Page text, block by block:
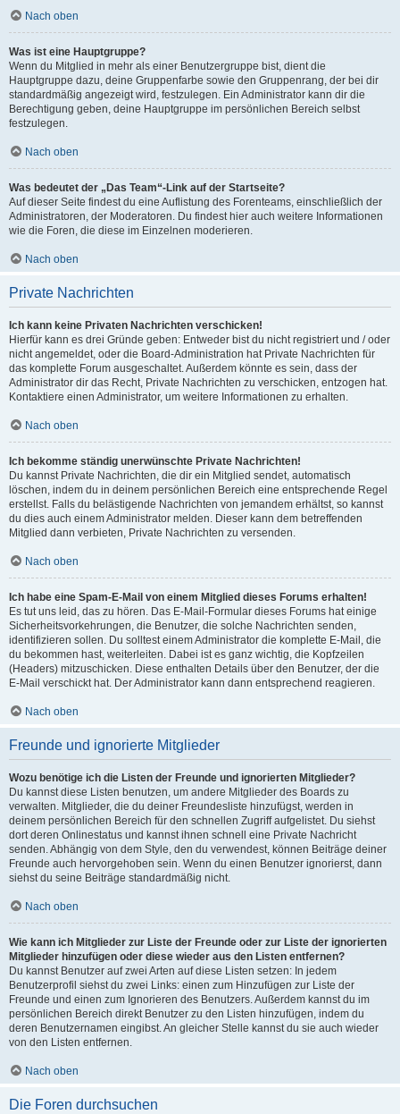
Nach oben
Was ist eine Hauptgruppe?
Wenn du Mitglied in mehr als einer Benutzergruppe bist, dient die
Hauptgruppe dazu, deine Gruppenfarbe sowie den Gruppenrang, der bei dir
standardmäßig angezeigt wird, festzulegen. Ein Administrator kann dir die
Berechtigung geben, deine Hauptgruppe im persönlichen Bereich selbst
festzulegen.
Nach oben
Was bedeutet der „Das Team“-Link auf der Startseite?
Auf dieser Seite findest du eine Auflistung des Forenteams, einschließlich der
Administratoren, der Moderatoren. Du findest hier auch weitere Informationen
wie die Foren, die diese im Einzelnen moderieren.
Nach oben
Private Nachrichten
Ich kann keine Privaten Nachrichten verschicken!
Hierfür kann es drei Gründe geben: Entweder bist du nicht registriert und / oder
nicht angemeldet, oder die Board-Administration hat Private Nachrichten für
das komplette Forum ausgeschaltet. Außerdem könnte es sein, dass der
Administrator dir das Recht, Private Nachrichten zu verschicken, entzogen hat.
Kontaktiere einen Administrator, um weitere Informationen zu erhalten.
Nach oben
Ich bekomme ständig unerwünschte Private Nachrichten!
Du kannst Private Nachrichten, die dir ein Mitglied sendet, automatisch
löschen, indem du in deinem persönlichen Bereich eine entsprechende Regel
erstellst. Falls du belästigende Nachrichten von jemandem erhältst, so kannst
du dies auch einem Administrator melden. Dieser kann dem betreffenden
Mitglied dann verbieten, Private Nachrichten zu versenden.
Nach oben
Ich habe eine Spam-E-Mail von einem Mitglied dieses Forums erhalten!
Es tut uns leid, das zu hören. Das E-Mail-Formular dieses Forums hat einige
Sicherheitsvorkehrungen, die Benutzer, die solche Nachrichten senden,
identifizieren sollen. Du solltest einem Administrator die komplette E-Mail, die
du bekommen hast, weiterleiten. Dabei ist es ganz wichtig, die Kopfzeilen
(Headers) mitzuschicken. Diese enthalten Details über den Benutzer, der die
E-Mail verschickt hat. Der Administrator kann dann entsprechend reagieren.
Nach oben
Freunde und ignorierte Mitglieder
Wozu benötige ich die Listen der Freunde und ignorierten Mitglieder?
Du kannst diese Listen benutzen, um andere Mitglieder des Boards zu
verwalten. Mitglieder, die du deiner Freundesliste hinzufügst, werden in
deinem persönlichen Bereich für den schnellen Zugriff aufgelistet. Du siehst
dort deren Onlinestatus und kannst ihnen schnell eine Private Nachricht
senden. Abhängig von dem Style, den du verwendest, können Beiträge deiner
Freunde auch hervorgehoben sein. Wenn du einen Benutzer ignorierst, dann
siehst du seine Beiträge standardmäßig nicht.
Nach oben
Wie kann ich Mitglieder zur Liste der Freunde oder zur Liste der ignorierten
Mitglieder hinzufügen oder diese wieder aus den Listen entfernen?
Du kannst Benutzer auf zwei Arten auf diese Listen setzen: In jedem
Benutzerprofil siehst du zwei Links: einen zum Hinzufügen zur Liste der
Freunde und einen zum Ignorieren des Benutzers. Außerdem kannst du im
persönlichen Bereich direkt Benutzer zu den Listen hinzufügen, indem du
deren Benutzernamen eingibst. An gleicher Stelle kannst du sie auch wieder
von den Listen entfernen.
Nach oben
Die Foren durchsuchen